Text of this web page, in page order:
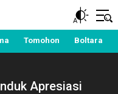
Kawanua, Politik,
dan Nasional
Tomohon Boltara
Apresiasi